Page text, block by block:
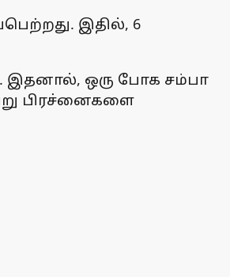
இதில், 6
இதனால், ஒரு போக சம்பா
பிரச்னைகளை